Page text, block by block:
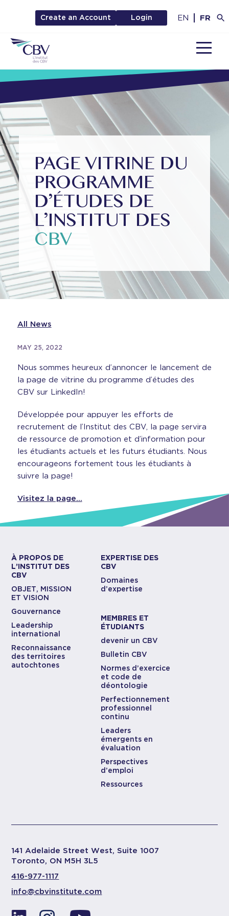
Create an Account Login EN FR
PAGE VITRINE DU
PROGRAMME
D’ÉTUDES DE
L’INSTITUT DES
CBV
All News
MAY 25, 2022
Nous sommes heureux d’annoncer le lancement de
la page de vitrine du programme d’études des
CBV sur LinkedIn!
Développée pour appuyer les efforts de
recrutement de l’Institut des CBV, la page servira
de ressource de promotion et d’information pour
les étudiants actuels et les futurs étudiants. Nous
encourageons fortement tous les étudiants à
suivre la page!
Visitez la page…
À PROPOS DE
L’INSTITUT DES
CBV
OBJET, MISSION
ET VISION
Gouvernance
Leadership
international
Reconnaissance
des territoires
autochtones
EXPERTISE DES
CBV
Domaines
d’expertise
MEMBRES ET
ÉTUDIANTS
devenir un CBV
Bulletin CBV
Normes d’exercice
et code de
déontologie
Perfectionnement
professionnel
continu
Leaders
émergents en
évaluation
Perspectives
d’emploi
Ressources
141 Adelaide Street West, Suite 1007
Toronto, ON M5H 3L5
416-977-1117
info@cbvinstitute.com